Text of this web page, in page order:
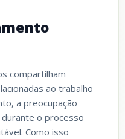
compartilham
ao trabalho
a preocupação
o processo
Como isso